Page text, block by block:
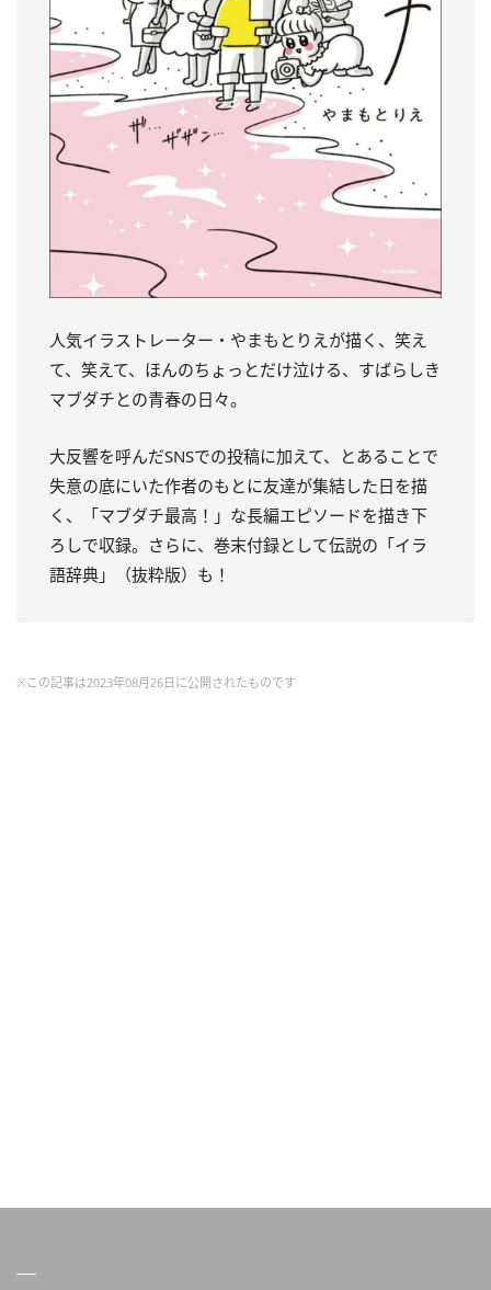
人気イラストレーター・やまもとりえが描く、笑え
て、笑えて、ほんのちょっとだけ泣ける、すばらしき
マブダチとの青春の日々。
大反響を呼んだSNSでの投稿に加えて、とあることで
失意の底にいた作者のもとに友達が集結した日を描
く、「マブダチ最高！」な長編エピソードを描き下
ろしで収録。さらに、巻末付録として伝説の「イラ
語辞典」（抜粋版）も！
※この記事は2023年08月26日に公開されたものです